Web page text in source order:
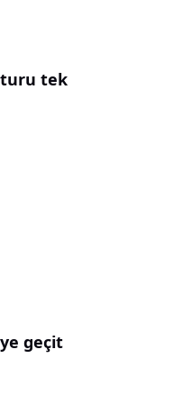
turu tek
geçit